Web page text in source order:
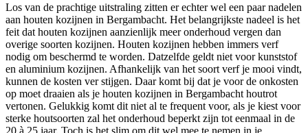
Los van de prachtige uitstraling zitten er echter wel een paar nadelen
aan houten kozijnen in Bergambacht. Het belangrijkste nadeel is het
feit dat houten kozijnen aanzienlijk meer onderhoud vergen dan
overige soorten kozijnen. Houten kozijnen hebben immers verf
nodig om beschermd te worden. Datzelfde geldt niet voor kunststof
en aluminium kozijnen. Afhankelijk van het soort verf je mooi vindt,
kunnen de kosten ver stijgen. Daar komt bij dat je voor de onkosten
op moet draaien als je houten kozijnen in Bergambacht houtrot
vertonen. Gelukkig komt dit niet al te frequent voor, als je kiest voor
sterke houtsoorten zal het onderhoud beperkt zijn tot eenmaal in de
20 à 25 jaar. Toch is het slim om dit wel mee te nemen in je